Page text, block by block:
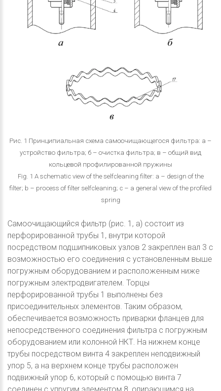
Рис. 1 Принципиальная схема самоочищающегося фильтра: a –
устройство фильтра; б – очистка фильтра; в – общий вид
кольцевой профилированной пружины
Fig. 1 A schematic view of the selfcleaning filter: a – design of the
filter; b – process of filter selfcleaning; c – a general view of the profiled
spring
Самоочищающийся фильтр (рис. 1, а) состоит из
перфорированной трубы 1, внутри которой
посредством подшипниковых узлов 2 закреплен вал 3 с
возможностью его соединения с установленным выше
погружным оборудованием и расположенным ниже
погружным электродвигателем. Торцы
перфорированной трубы 1 выполнены без
присоединительных элементов. Таким образом,
обеспечивается возможность приварки фланцев для
непосредственного соединения фильтра с погружным
оборудованием или колонной НКТ. На нижнем конце
трубы посредством винта 4 закреплен неподвижный
упор 5, а на верхнем конце трубы расположен
подвижный упор 6, который с помощью винта 7
соединен с упругим элементом 8, опирающимся на